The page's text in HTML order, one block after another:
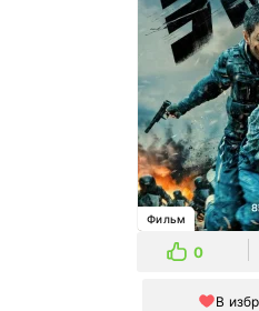
Фильм
0
В